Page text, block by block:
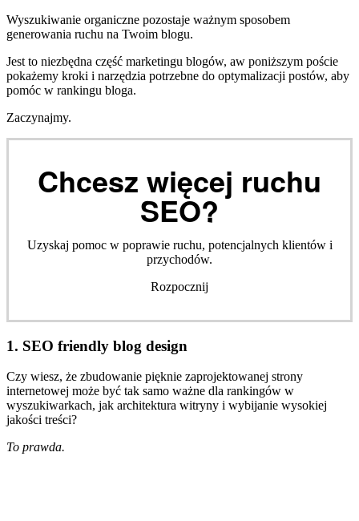
Wyszukiwanie organiczne pozostaje ważnym sposobem
generowania ruchu na Twoim blogu.
Jest to niezbędna część marketingu blogów, aw poniższym poście
pokażemy kroki i narzędzia potrzebne do optymalizacji postów, aby
pomóc w rankingu bloga.
Zaczynajmy.
Chcesz więcej ruchu
SEO?
Uzyskaj pomoc w poprawie ruchu, potencjalnych klientów i
przychodów.
Rozpocznij
1. SEO friendly blog design
Czy wiesz, że zbudowanie pięknie zaprojektowanej strony
internetowej może być tak samo ważne dla rankingów w
wyszukiwarkach, jak architektura witryny i wybijanie wysokiej
jakości treści?
To prawda.